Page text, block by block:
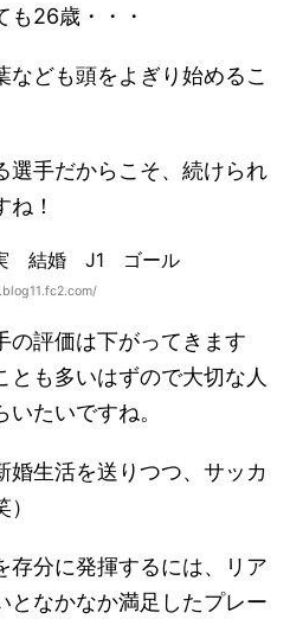
も26歳・・・
なども頭をよぎり始めるこ
選手だからこそ、続けられ
！
の評価は下がってきます
とも多いはずので大切な人
たいですね。
婚生活を送りつつ、サッカ
存分に発揮するには、リア
となかなか満足したプレー